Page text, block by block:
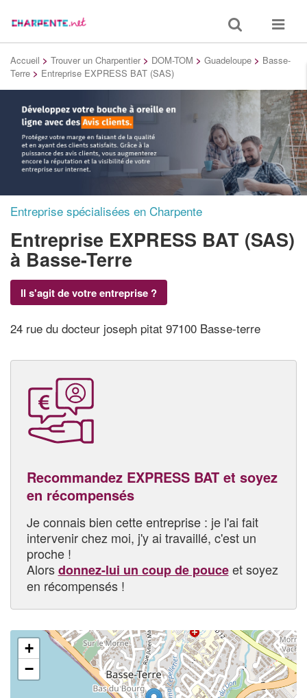
Toggle
search
Toggle
Accueil > Trouver un Charpentier > DOM-TOM > Guadeloupe > Basse-
Terre > Entreprise EXPRESS BAT (SAS)
Entreprise spécialisées en Charpente
Entreprise EXPRESS BAT (SAS)
à Basse-Terre
Il s'agit de votre entreprise ?
24 rue du docteur joseph pitat 97100 Basse-terre
Recommandez EXPRESS BAT et soyez
en récompensés
Je connais bien cette entreprise : je l'ai fait
intervenir chez moi, j'y ai travaillé, c'est un
proche !
Alorsdonnez-lui un coup de pouceet soyez
en récompensés !
+
−